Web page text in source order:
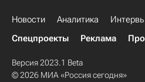
Новости Аналитика
Спецпроекты
Реклама
Версия 2023.1 Beta
© 2026 МИА «Россия сегодня»